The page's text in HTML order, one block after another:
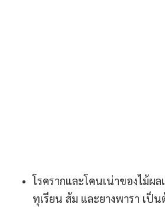
โรครากและโคนเน่าของไม้ผ
ทุเรียน ส้ม และยางพารา เป็